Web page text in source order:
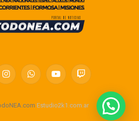
InstagramWhatsAppYouTubeTwitch
Estudio2k1.com.ar